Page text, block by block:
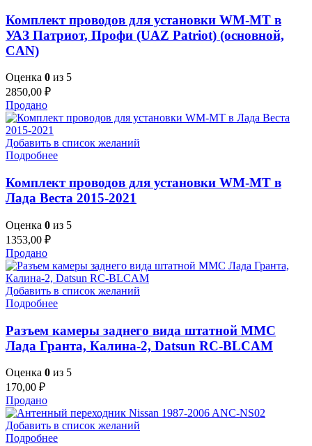
Комплект проводов для установки WM-MT в
УАЗ Патриот, Профи (UAZ Patriot) (основной,
CAN)
Оценка 0 из 5
2850,00 ₽
Продано
Добавить в список желаний
Подробнее
Комплект проводов для установки WM-MT в
Лада Веста 2015-2021
Оценка 0 из 5
1353,00 ₽
Продано
Добавить в список желаний
Подробнее
Разъем камеры заднего вида штатной ММС
Лада Гранта, Калина-2, Datsun RC-BLCAM
Оценка 0 из 5
170,00 ₽
Продано
Добавить в список желаний
Подробнее